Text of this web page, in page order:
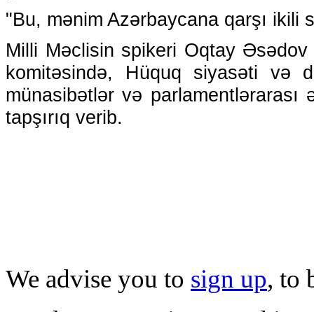
"Bu, mənim Azərbaycana qarşı ikili
Milli Məclisin spikeri Oqtay
komitəsində, Hüquq siyasəti və
münasibətlər və
tapşırıq verib.
We advise you to sign up, to